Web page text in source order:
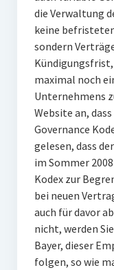
die Verwaltung
keine
sondern
Kündigungsfrist,
maximal noch
Unternehmens
Website an,
Governance
gelesen, dass
im Sommer
Kodex zur
bei neuen
auch für davor
nicht, werden
Bayer, dieser
folgen, so wie